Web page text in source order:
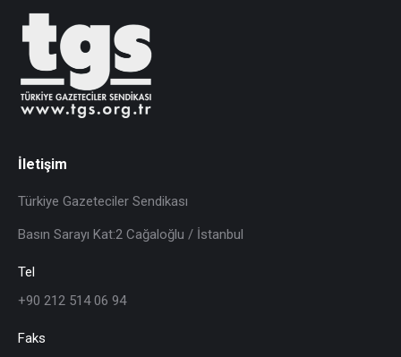
İletişim
Türkiye Gazeteciler Sendikası
Basın Sarayı Kat:2 Cağaloğlu / İstanbul
Tel
+90 212 514 06 94
Faks